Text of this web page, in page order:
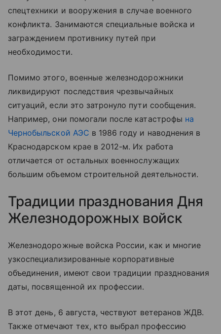
спецтехники и вооружения в случае военного
конфликта. Занимаются специальные войска и
заграждением противнику путей при
необходимости.
Помимо этого, военные железнодорожники
ликвидируют последствия чрезвычайных
ситуаций, если это затронуло пути сообщения.
Например, они помогали после катастрофы на
Чернобыльской АЭС в 1986 году и наводнения в
Краснодарском крае в 2012-м. Их работа
отличается от остальных военнослужащих
большим объемом строительной деятельности.
Традиции празднования Дня
Железнодорожных войск
Железнодорожные войска России, как и многие
узкоспециализированные корпоративные
объединения, имеют свои традиции празднования
даты, посвященной их профессии.
В этот день, 6 августа, чествуют ветеранов ЖДВ.
Также отмечают тех, кто выбрал профессию